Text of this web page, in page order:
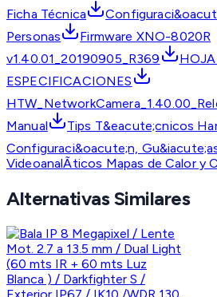
Ficha Técnica
Personas
Firmware XNO-8020R
v1.40.01_20190905_R369
HOJA
ESPECIFICACIONES
Manual
Tips T&eacute;cnicos
Configuraci&oacute;n,
VideoanalÃ­ticos Mapas de Calor y
Alternativas Similares